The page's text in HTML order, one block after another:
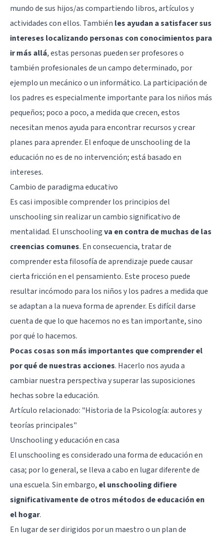
mundo de sus hijos/as compartiendo libros, artículos y
actividades con ellos. También les ayudan a satisfacer sus
intereses localizando personas con conocimientos para
ir más allá, estas personas pueden ser profesores o
también profesionales de un campo determinado, por
ejemplo un mecánico o un informático. La participación de
los padres es especialmente importante para los niños más
pequeños; poco a poco, a medida que crecen, estos
necesitan menos ayuda para encontrar recursos y crear
planes para aprender. El enfoque de unschooling de la
educación no es de no intervención; está basado en
intereses.
Cambio de paradigma educativo
Es casi imposible comprender los principios del
unschooling sin realizar un cambio significativo de
mentalidad. El unschoolingva en contra de muchas de las
creencias comunes. En consecuencia, tratar de
comprender esta filosofía de aprendizaje puede causar
cierta fricción en el pensamiento. Este proceso puede
resultar incómodo para los niños y los padres a medida que
se adaptan a la nueva forma de aprender. Es difícil darse
cuenta de que lo que hacemos no es tan importante, sino
por qué lo hacemos.
Pocas cosas son más importantes que comprender el
por qué de nuestras acciones. Hacerlo nos ayuda a
cambiar nuestra perspectiva y superar las suposiciones
hechas sobre la educación.
Artículo relacionado: "Historia de la Psicología: autores y
teorías principales"
Unschooling y educación en casa
El unschooling es considerado una forma de educación en
casa; por lo general, se lleva a cabo en lugar diferente de
una escuela. Sin embargo, el unschooling difiere
significativamente de otros métodos de educación en
el hogar.
En lugar de ser dirigidos por un maestro o un plan de